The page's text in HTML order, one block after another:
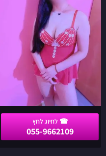
055-9662109
לאילת